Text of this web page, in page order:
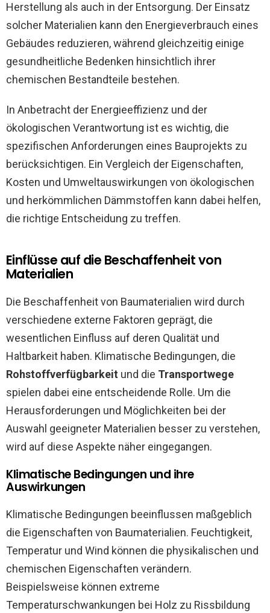
Herstellung als auch in der Entsorgung. Der Einsatz
solcher Materialien kann den Energieverbrauch eines
Gebäudes reduzieren, während gleichzeitig einige
gesundheitliche Bedenken hinsichtlich ihrer
chemischen Bestandteile bestehen.
In Anbetracht der Energieeffizienz und der
ökologischen Verantwortung ist es wichtig, die
spezifischen Anforderungen eines Bauprojekts zu
berücksichtigen. Ein Vergleich der Eigenschaften,
Kosten und Umweltauswirkungen von ökologischen
und herkömmlichen Dämmstoffen kann dabei helfen,
die richtige Entscheidung zu treffen.
Einflüsse auf die Beschaffenheit von
Materialien
Die Beschaffenheit von Baumaterialien wird durch
verschiedene externe Faktoren geprägt, die
wesentlichen Einfluss auf deren Qualität und
Haltbarkeit haben. Klimatische Bedingungen, die
Rohstoffverfügbarkeit und die Transportwege
spielen dabei eine entscheidende Rolle. Um die
Herausforderungen und Möglichkeiten bei der
Auswahl geeigneter Materialien besser zu verstehen,
wird auf diese Aspekte näher eingegangen.
Klimatische Bedingungen und ihre
Auswirkungen
Klimatische Bedingungen beeinflussen maßgeblich
die Eigenschaften von Baumaterialien. Feuchtigkeit,
Temperatur und Wind können die physikalischen und
chemischen Eigenschaften verändern.
Beispielsweise können extreme
Temperaturschwankungen bei Holz zu Rissbildung